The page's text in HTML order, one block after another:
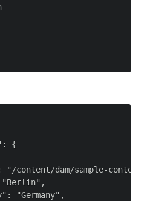
{
"/content/dam/sample-content-
"Germany",